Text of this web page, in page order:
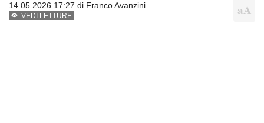
14.05.2026 17:27 di Franco Avanzini
VEDI LETTURE